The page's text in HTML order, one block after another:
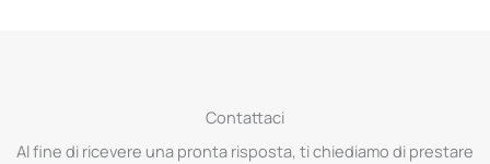
Contattaci
Al fine di ricevere una pronta risposta, ti chiediamo di prestare